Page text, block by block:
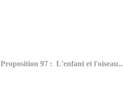
Proposition 97 : L'enfant et